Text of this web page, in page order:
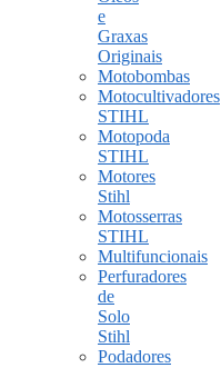
e
Graxas
Originais
Motobombas
Motocultivadores
STIHL
Motopoda
STIHL
Motores
Stihl
Motosserras
STIHL
Multifuncionais
Perfuradores
de
Solo
Stihl
Podadores